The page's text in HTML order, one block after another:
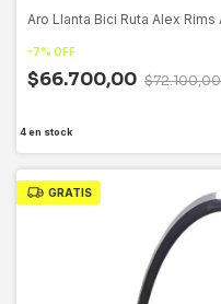
Aro Llanta Bici Ruta Alex
-7% OFF
$66.700,00 $72.100,00
4en stock
GRATIS